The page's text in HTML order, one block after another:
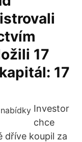
17
17
Investor
chce
dříve koupil za